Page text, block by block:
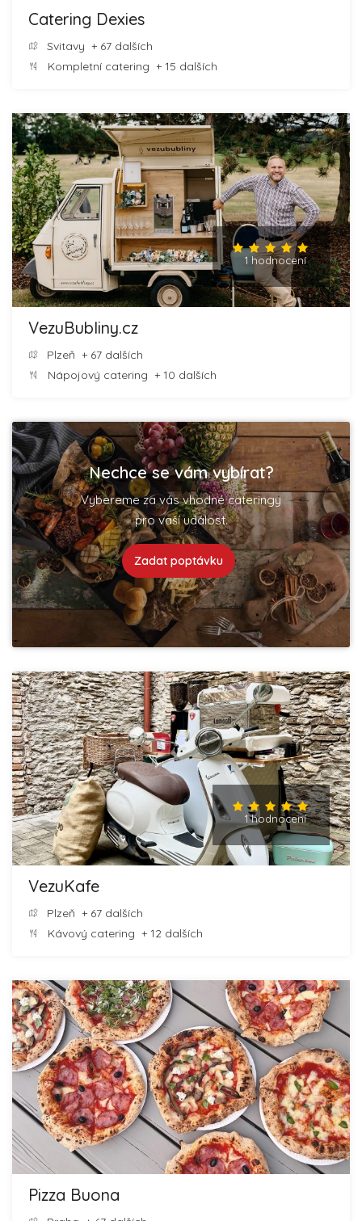
Catering Dexies
Svitavy + 67 dalších
Kompletní catering + 15 dalších
1 hodnocení
VezuBubliny.cz
Plzeň + 67 dalších
Nápojový catering + 10 dalších
Nechce se vám vybírat?
Vybereme za vás vhodné cateringy
pro vaší událost.
Zadat poptávku
1 hodnocení
VezuKafe
Plzeň + 67 dalších
Kávový catering + 12 dalších
Pizza Buona